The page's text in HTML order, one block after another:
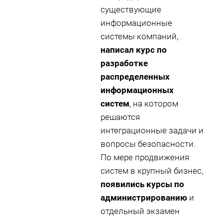
существующие
информационные
системы компаний,
написал курс по
разработке
распределенных
информационных
систем, на котором
решаются
интеграционные задачи и
вопросы безопасности.
По мере продвижения
систем в крупный бизнес,
появились курсы по
администрированиюи
отдельный экзамен